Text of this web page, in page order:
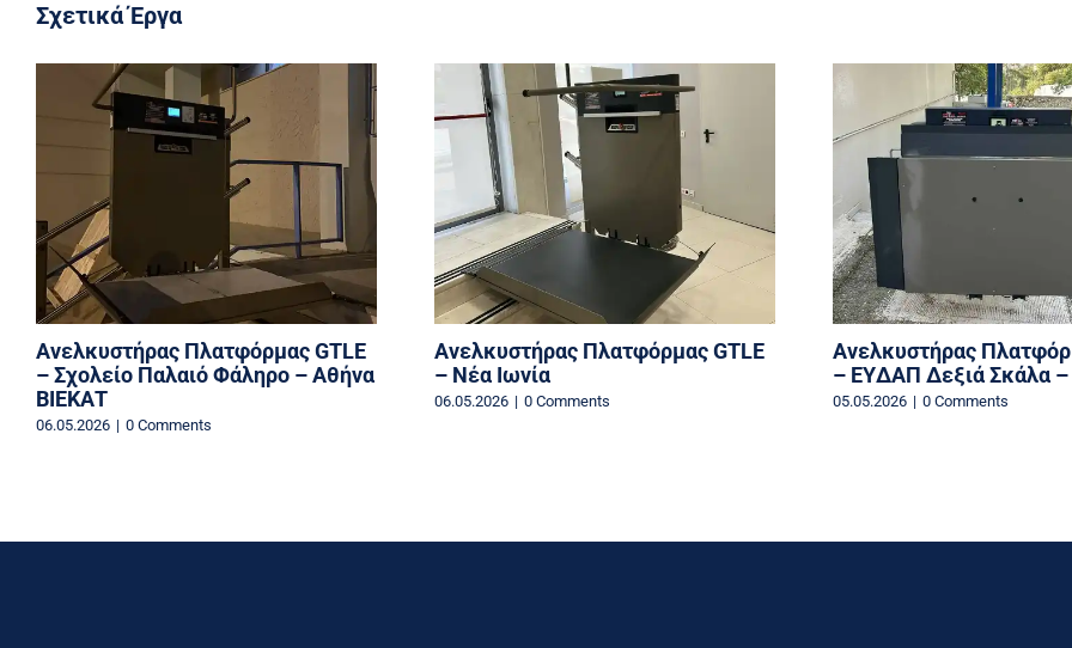
Σχετικά Έργα
Ανελκυστήρας Πλατφόρμας GTLE
– Σχολείο Παλαιό Φάληρο – Αθήνα
ΒΙΕΚΑΤ
06.05.2026 | 0 Comments
Ανελκυστήρας Πλατφόρμας GTLE
– Νέα Ιωνία
06.05.2026 | 0 Comments
Ανελκυστήρας
– EYΔΑΠ Δεξιά Σκάλα –
05.05.2026 | 0 Comments